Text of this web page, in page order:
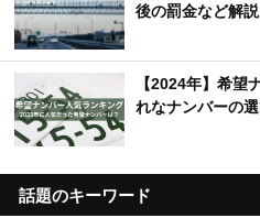
後の罰金など解説
【2024年】希望
れなナンバーの
話題のキーワード